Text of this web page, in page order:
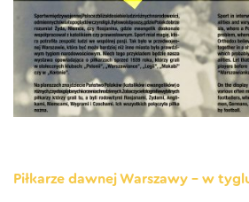
Piłkarze dawnej Warszawy – w